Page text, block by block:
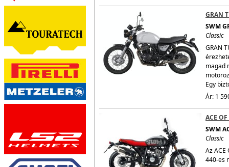
GRAN
SWM
Classic
GRAN
magad
Egy
Ár: 1
ACE
SWM
Classic
Az
440-es